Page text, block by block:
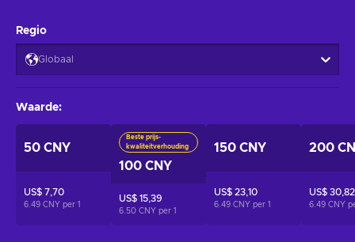
Regio
Globaal
Waarde:
50 CNY
US$ 7,70
6.49 CNY per 1
Beste prijs-
kwaliteitverhouding
100 CNY
US$ 15,39
6.50 CNY per 1
150 CNY
US$ 23,10
6.49 CNY per 1
200
US$ 30,82
6.49 CNY